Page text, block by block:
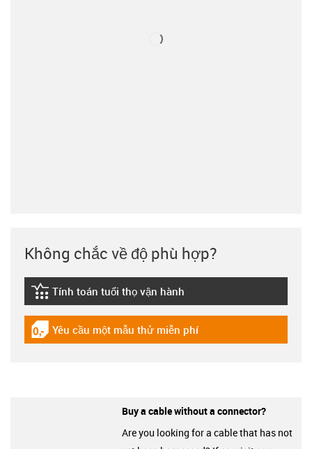
Không chắc về độ phù hợp?
igus-icon-lebensdauerrechner
Tính toán tuổi thọ vận hành
igus-icon-gratismuster
Yêu cầu một mẫu thử miễn phí
Buy a cable without a connector?
Are you looking for a cable that has not